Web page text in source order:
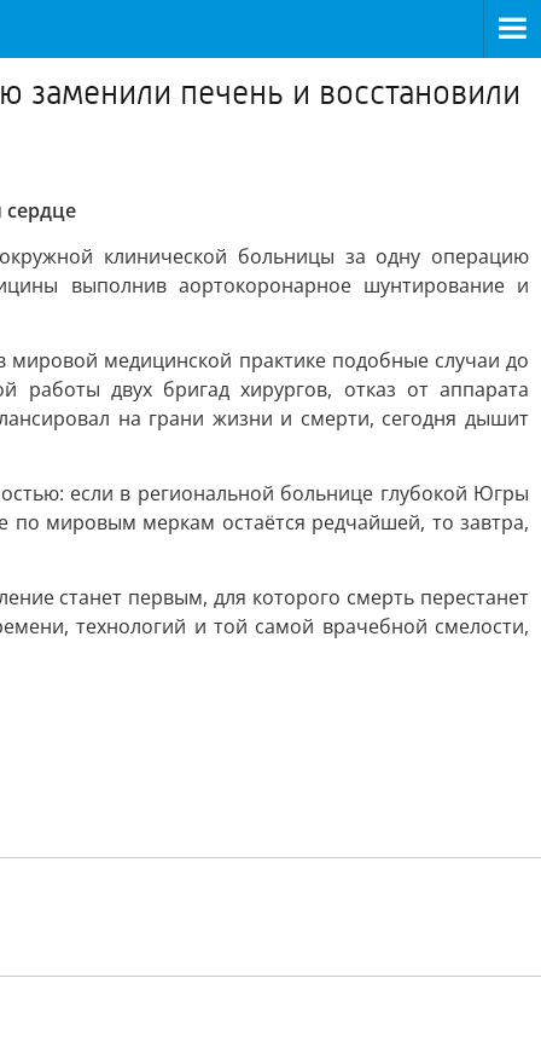
заменили печень и восстановили
сердце
клинической больницы за одну операцию
выполнив аортокоронарное шунтирование и
мировой медицинской практике подобные случаи до
двух бригад хирургов, отказ от аппарата
на грани жизни и смерти, сегодня дышит
если в региональной больнице глубокой Югры
мировым меркам остаётся редчайшей, то завтра,
станет первым, для которого смерть перестанет
технологий и той самой врачебной смелости,